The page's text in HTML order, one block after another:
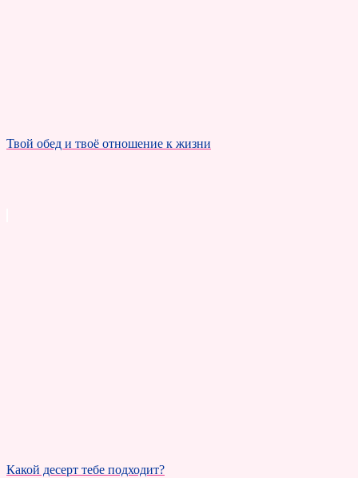
Твой обед и твоё отношение к жизни
Какой десерт тебе подходит?